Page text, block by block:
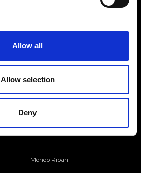
Allow all
Allow selection
Deny
Rispondiamo a tutte le tue
Mondo Ripani